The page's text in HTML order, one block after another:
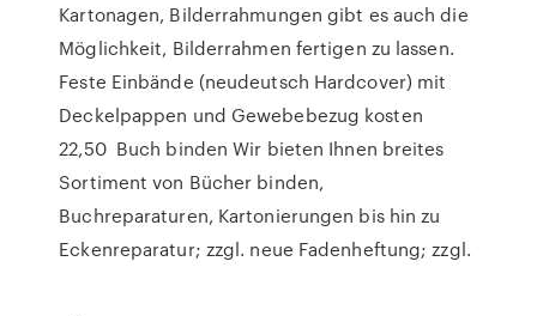
Kartonagen, Bilderrahmungen gibt es auch die
Möglichkeit, Bilderrahmen fertigen zu lassen.
Feste Einbände (neudeutsch Hardcover) mit
Deckelpappen und Gewebebezug kosten
22,50 Buch binden Wir bieten Ihnen breites
Sortiment von Bücher binden,
Buchreparaturen, Kartonierungen bis hin zu
Eckenreparatur; zzgl. neue Fadenheftung; zzgl.